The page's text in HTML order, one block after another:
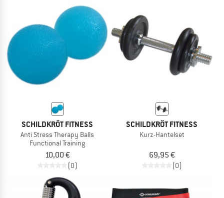
SCHILDKRÖT FITNESS
Anti Stress Therapy Balls
Functional Training
10,00 €
(0)
SCHILDKRÖT FITNESS
Kurz-Hantelset
69,95 €
(0)